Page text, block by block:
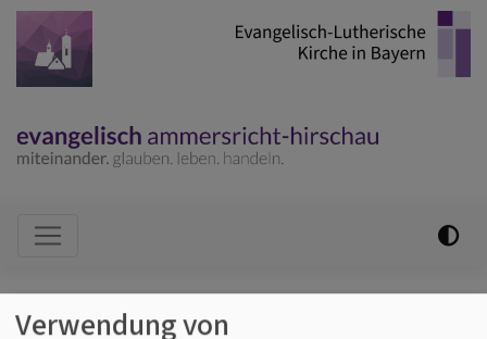
Direkt
zum
Inhalt
Hauptnavigation
Verwendung von